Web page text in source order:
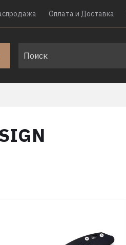
Оплата и Доставка